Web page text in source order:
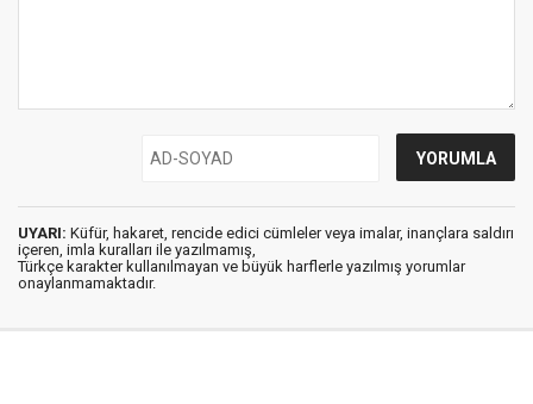
UYARI: Küfür, hakaret, rencide edici cümleler veya imalar, inançlara saldırı
içeren, imla kuralları ile yazılmamış,
Türkçe karakter kullanılmayan ve büyük harflerle yazılmış yorumlar
onaylanmamaktadır.